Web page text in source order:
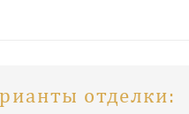
отделки: